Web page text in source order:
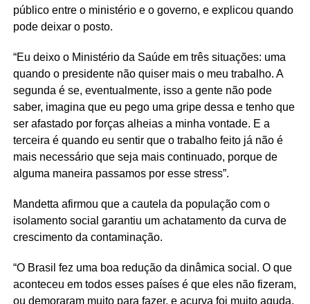
público entre o ministério e o governo, e explicou quando
pode deixar o posto.
“Eu deixo o Ministério da Saúde em três situações: uma
quando o presidente não quiser mais o meu trabalho. A
segunda é se, eventualmente, isso a gente não pode
saber, imagina que eu pego uma gripe dessa e tenho que
ser afastado por forças alheias a minha vontade. E a
terceira é quando eu sentir que o trabalho feito já não é
mais necessário que seja mais continuado, porque de
alguma maneira passamos por esse stress”.
Mandetta afirmou que a cautela da população com o
isolamento social garantiu um achatamento da curva de
crescimento da contaminação.
“O Brasil fez uma boa redução da dinâmica social. O que
aconteceu em todos esses países é que eles não fizeram,
ou demoraram muito para fazer, e acurva foi muito aguda,